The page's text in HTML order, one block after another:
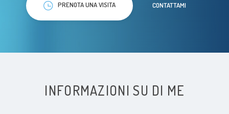
PRENOTA UNA VISITA CONTATTAMI
INFORMAZIONI SU DI ME